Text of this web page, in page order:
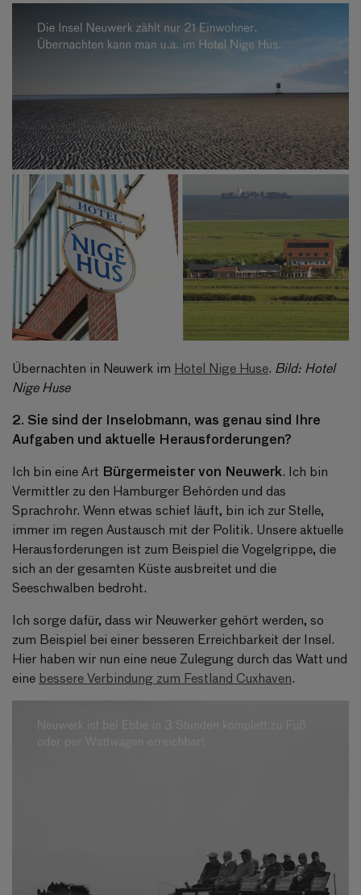
Übernachten in Neuwerk im Hotel Nige Huse. Bild: Hotel
Nige Huse
2. Sie sind der Inselobmann, was genau sind Ihre
Aufgaben und aktuelle Herausforderungen?
Ich bin eine Art Bürgermeister von Neuwerk. Ich bin
Vermittler zu den Hamburger Behörden und das
Sprachrohr. Wenn etwas schief läuft, bin ich zur Stelle,
immer im regen Austausch mit der Politik. Unsere aktuelle
Herausforderungen ist zum Beispiel die Vogelgrippe, die
sich an der gesamten Küste ausbreitet und die
Seeschwalben bedroht.
Ich sorge dafür, dass wir Neuwerker gehört werden, so
zum Beispiel bei einer besseren Erreichbarkeit der Insel.
Hier haben wir nun eine neue Zulegung durch das Watt und
eine bessere Verbindung zum Festland Cuxhaven.